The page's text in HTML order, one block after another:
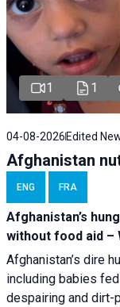
1 1
04-08-2026 Edited
Afghanistan
ENG FRA
Afghanistan’s
without food aid
Afghanistan’s dire
including babies
despairing and dirt-